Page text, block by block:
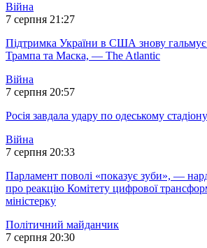
Війна
7 серпня 21:27
Підтримка України в США знову гальмує
Трампа та Маска, — The Atlantic
Війна
7 серпня 20:57
Росія завдала удару по одеському
Війна
7 серпня 20:33
Парламент поволі «показує зуби», —
про реакцію Комітету цифрової
міністерку
Політичний майданчик
7 серпня 20:30